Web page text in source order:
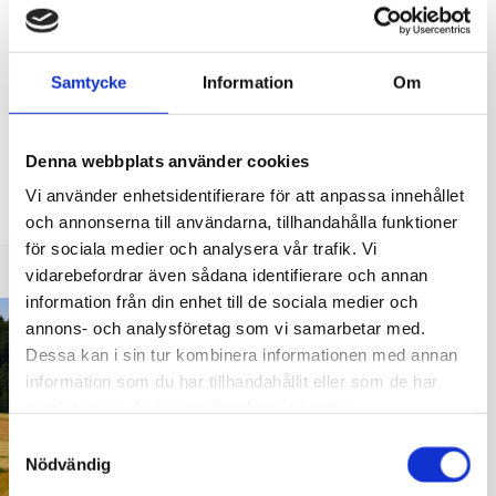
Samtycke Information Om
Denna webbplats använder cookies
Vi använder enhetsidentifierare för att anpassa innehållet
och annonserna till användarna, tillhandahålla funktioner
för sociala medier och analysera vår trafik. Vi
vidarebefordrar även sådana identifierare och annan
information från din enhet till de sociala medier och
annons- och analysföretag som vi samarbetar med.
Dessa kan i sin tur kombinera informationen med annan
information som du har tillhandahållit eller som de har
Samtyckesval
Nödvändig
Projektet med byggande av datacentret
till Bäljars i Karis framskrider
Förberedande arbeten inför själva byggandet inleds på
onsdagen den 15 juli 2026.